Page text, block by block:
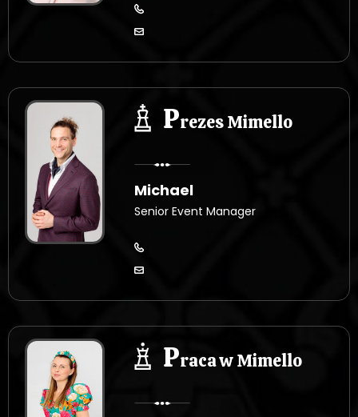
Prezes Mimello
Michael
Senior Event Manager
Praca w Mimello